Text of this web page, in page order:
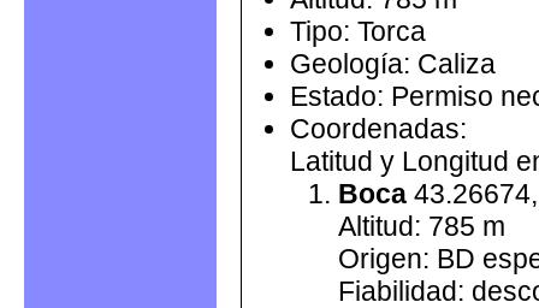
Tipo: Torca
Geología: Caliza
Estado: Permiso
Coordenadas:
Latitud y Longitud
Boca
Altitud: 785 m
Origen: BD
Fiabilidad: